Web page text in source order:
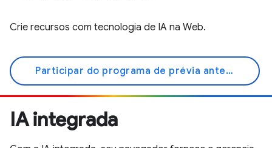
Crie recursos com tecnologia de IA na Web.
Participar do programa de prévia antecipada
IA integrada